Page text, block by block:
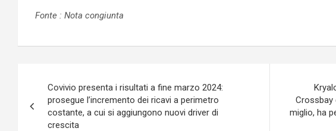
Fonte : Nota congiunta
articoli
Covivio presenta i risultati a fine marzo 2024:
prosegue l’incremento dei ricavi a perimetro
costante, a cui si aggiungono nuovi driver di
crescita
Crossbay
miglio, ha